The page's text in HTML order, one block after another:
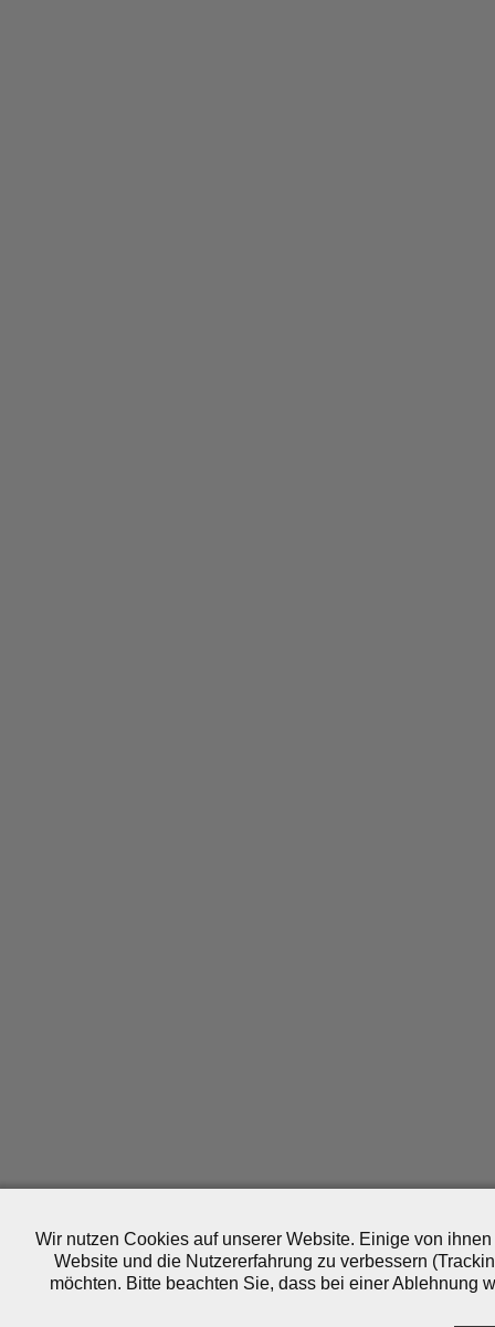
Wir nutzen Cookies auf unserer Website. Einige von
Website und die Nutzererfahrung zu verbessern
möchten. Bitte beachten Sie, dass bei einer Ablehnung